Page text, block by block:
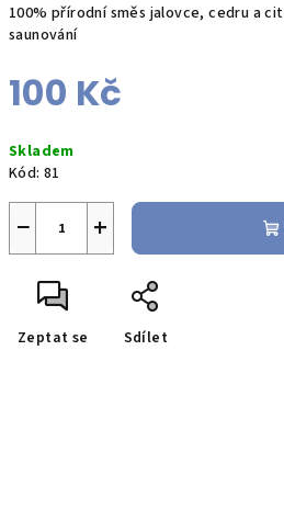
100% přírodní směs jalovce, cedru a
saunování
100 Kč
cena:
Skladem
Kód: 81
+
−
Zeptat se Sdílet